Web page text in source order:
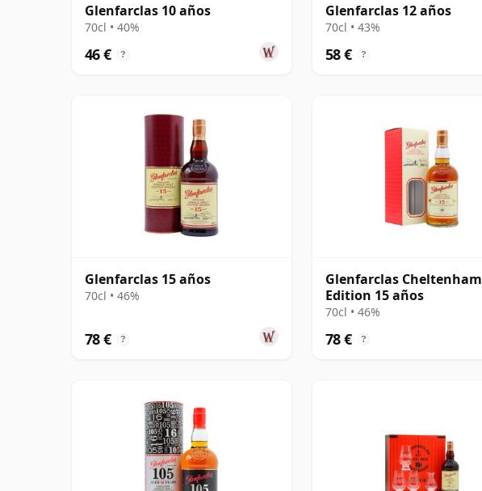
Glenfarclas 10 años
70cl • 40%
46 € ?
Glenfarclas 12 años
70cl • 43%
58 € ?
Glenfarclas 15 años
70cl • 46%
78 € ?
Glenfarclas Cheltenham
Edition 15 años
70cl • 46%
78 € ?